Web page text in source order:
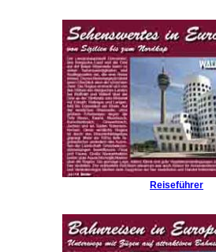
Reiseführer